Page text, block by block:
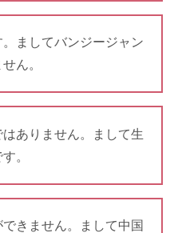
ましてバンジージャン
ん。
ありません。まして生
。
きません。まして中国